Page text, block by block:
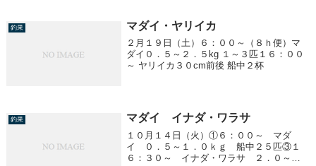
釣果 マダイ・ヤリイカ
２月１９日（土）６：００～（８ｈ便）マ
ダイ０．５～２．５kg １～３匹１６：００
～ ヤリイカ３０cm前後 船中２杯
釣果 マダイ イナダ・ワラサ
１０月１４日（火）①６：００～ マダ
イ ０．５～１．０ｋｇ 船中２５匹③１
６：３０～ イナダ・ワラサ ２．０～